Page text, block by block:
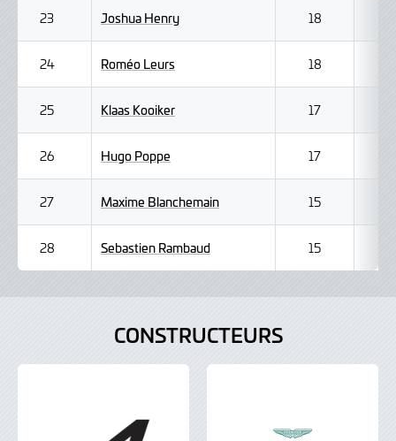
23 Joshua Henry 18
24 Roméo Leurs 18
25 Klaas Kooiker 17
26 Hugo Poppe 17
27 Maxime Blanchemain 15
28 Sebastien Rambaud 15
CONSTRUCTEURS